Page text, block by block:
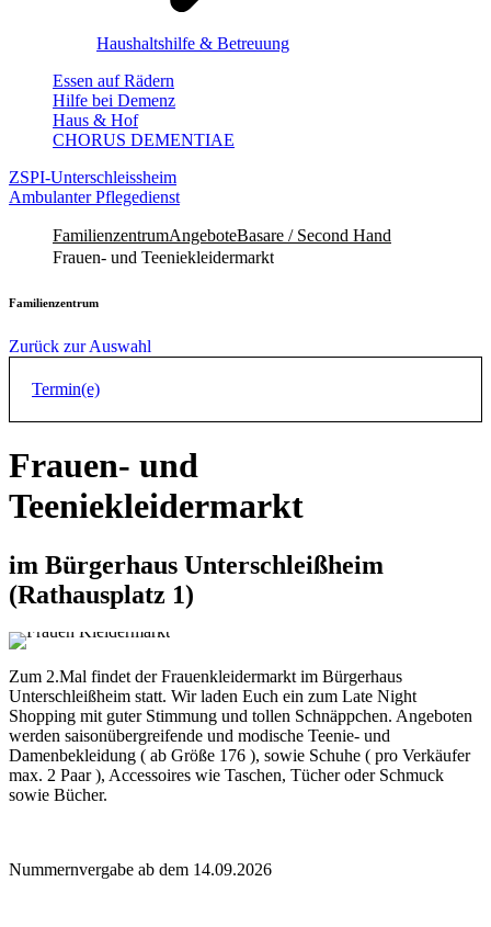
Haushaltshilfe & Betreuung
Essen auf Rädern
Hilfe bei Demenz
Haus & Hof
CHORUS DEMENTIAE
ZSPI-Unterschleissheim
Ambulanter Pflegedienst
FamilienzentrumAngeboteBasare / Second Hand
Frauen- und Teeniekleidermarkt
Familienzentrum
Zurück zur Auswahl
Termin(e)
Annahme:
Donnerstag, 01.10.2026, 9.00-12.00, 13.00-16.00 Uhr
Verkauf:
Donnerstag, 01.10.2026, 18.00-22.00 Uhr
Freitag, 02.10.2026, 15.30-17.30 Uhr
Die Anmeldung für Verkäufer findet wieder über easybasar
Frauen- und
Teeniekleidermarkt
im Bürgerhaus Unterschleißheim
(Rathausplatz 1)
Zum 2.Mal findet der Frauenkleidermarkt im Bürgerhaus
Unterschleißheim statt. Wir laden Euch ein zum Late Night
Shopping mit guter Stimmung und tollen Schnäppchen. Angeboten
werden saisonübergreifende und modische Teenie- und
Damenbekleidung ( ab Größe 176 ), sowie Schuhe ( pro Verkäufer
max. 2 Paar ), Accessoires wie Taschen, Tücher oder Schmuck
sowie Bücher.
Nummernvergabe ab dem 14.09.2026